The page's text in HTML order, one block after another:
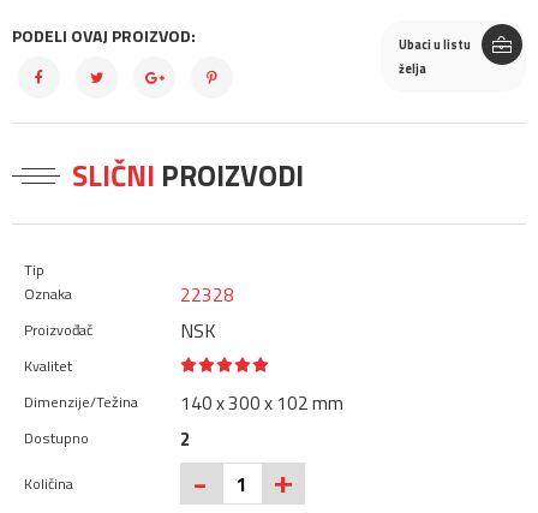
PODELI OVAJ PROIZVOD:
Ubaci u listu
želja
SLIČNI PROIZVODI
22328
NSK
140 x 300 x 102 mm
2
- +